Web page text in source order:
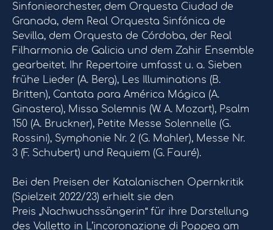
Sinfonieorchester, dem Orquesta Ciudad de
Granada, dem Real Orquesta Sinfónica de
Sevilla, dem Orquesta de Córdoba, der Real
Filharmonia de Galicia und dem Zahir Ensemble
gearbeitet. Ihr Repertoire umfasst u. a. Sieben
frühe Lieder (A. Berg), Les Illuminations (B.
Britten), Cantata para América Mágica (A.
Ginastera), Missa Solemnis (W. A. Mozart), Psalm
150 (A. Bruckner), Petite Messe Solennelle (G.
Rossini), Symphonie Nr. 2 (G. Mahler), Messe Nr.
3 (F. Schubert) und Requiem (G. Fauré).
Bei den Preisen der Katalanischen Opernkritik
(Spielzeit 2022/23) erhielt sie den
Preis „Nachwuchssängerin“ für ihre Darstellung
des Valletto in L’incoronazione di Poppea am